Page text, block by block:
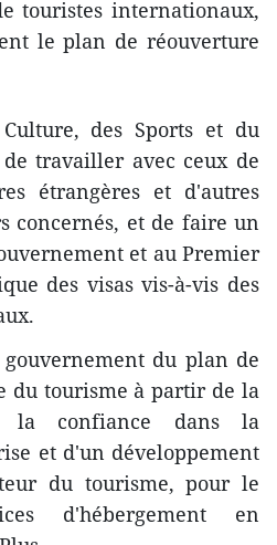
touristes internationaux,
le plan de réouverture
des Sports et du
travailler avec ceux de
étrangères et d'autres
concernés, et de faire un
et au Premier
des visas vis-à-vis des
du plan de
du tourisme à partir de la
la confiance dans la
et d'un développement
du tourisme, pour le
d'hébergement en